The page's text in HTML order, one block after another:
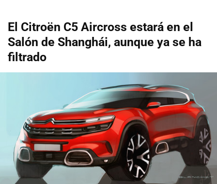
El Citroën C5 Aircross estará en el
Salón de Shanghái, aunque ya se ha
filtrado